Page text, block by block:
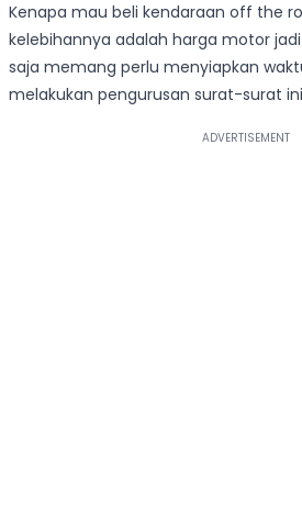
Kenapa mau beli kendaraan off the
kelebihannya adalah harga motor
saja memang perlu menyiapkan
melakukan pengurusan surat-surat